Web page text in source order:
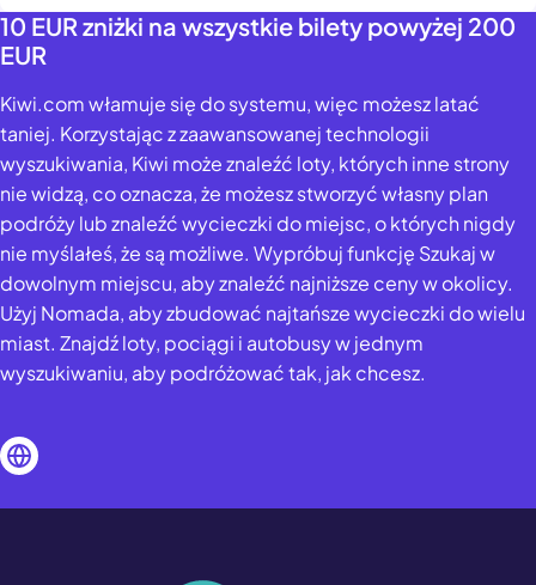
10 EUR zniżki na wszystkie bilety powyżej 200
EUR
Kiwi.com włamuje się do systemu, więc możesz latać
taniej. Korzystając z zaawansowanej technologii
wyszukiwania, Kiwi może znaleźć loty, których inne strony
nie widzą, co oznacza, że możesz stworzyć własny plan
podróży lub znaleźć wycieczki do miejsc, o których nigdy
nie myślałeś, że są możliwe. Wypróbuj funkcję Szukaj w
dowolnym miejscu, aby znaleźć najniższe ceny w okolicy.
Użyj Nomada, aby zbudować najtańsze wycieczki do wielu
miast. Znajdź loty, pociągi i autobusy w jednym
wyszukiwaniu, aby podróżować tak, jak chcesz.